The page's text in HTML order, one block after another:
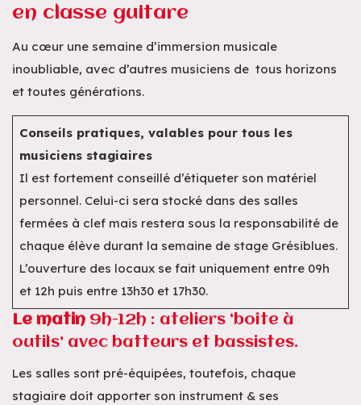
en classe guitare
Au cœur une semaine d’immersion musicale
inoubliable, avec d’autres musiciens de tous horizons
et toutes générations.
Conseils pratiques, valables pour tous les
musiciens stagiaires
Il est fortement conseillé d’étiqueter son matériel
personnel. Celui-ci sera stocké dans des salles
fermées à clef mais restera sous la responsabilité de
chaque élève durant la semaine de stage Grésiblues.
L’ouverture des locaux se fait uniquement entre 09h
et 12h puis entre 13h30 et 17h30.
Le matin 9h-12h : ateliers ‘boîte à
outils’ avec batteurs et bassistes.
Les salles sont pré-équipées, toutefois, chaque
stagiaire doit apporter son instrument & ses